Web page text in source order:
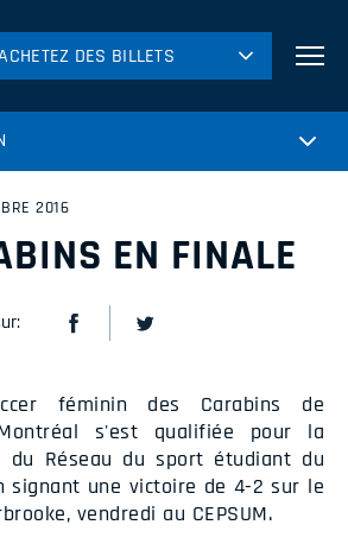
DES BILLETS
DES BILLETS
2016
EN FINALE
féminin des Carabins de
s'est qualifiée pour la
du Réseau du sport étudiant du
signant une victoire de 4-2 sur le
vendredi au CEPSUM.